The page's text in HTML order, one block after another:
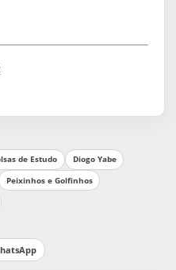
de Estudo Diogo Yabe
Peixinhos e Golfinhos